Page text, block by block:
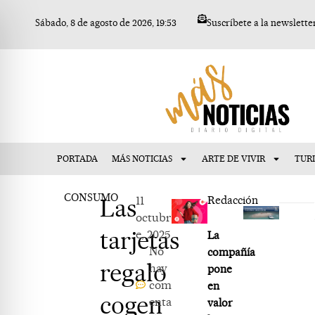
Sábado, 8 de agosto de 2026, 19:53 Suscríbete a la
PORTADA MÁS NOTICIAS ARTE DE VIVIR
CONSUMOLas
tarjetas
regalo
cogen
11
octubr
e, 2025
No
hay
com
enta
Redacción
La
compañía
pone
en
valor